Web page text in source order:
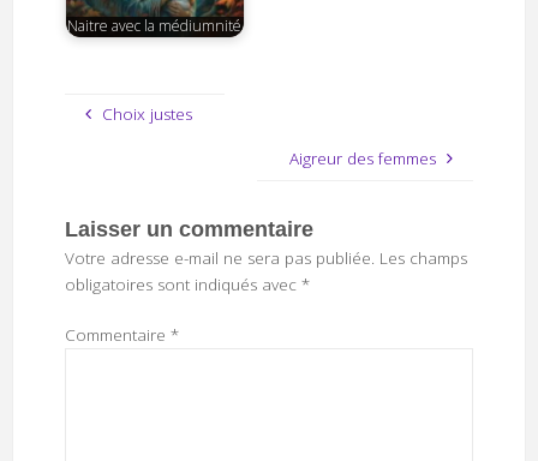
Naitre avec la médiumnité
Choix justes
Aigreur des femmes
Laisser un commentaire
Votre adresse e-mail ne sera pas publiée. Les champs
obligatoires sont indiqués avec *
Commentaire *